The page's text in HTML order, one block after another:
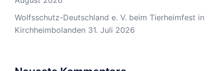
Wolfsschutz-Deutschland e. V. beim Tierheimfest in
Kirchheimbolanden 31. Juli 2026